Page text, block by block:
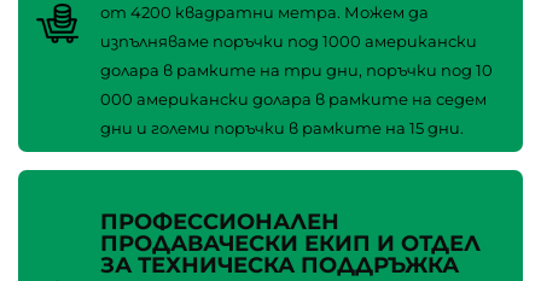
от 4200 квадратни метра. Можем да
изпълняваме поръчки под 1000 американски
долара в рамките на три дни, поръчки под 10
000 американски долара в рамките на седем
дни и големи поръчки в рамките на 15 дни.
ПРОФЕССИОНАЛЕН
ПРОДАВАЧЕСКИ ЕКИП И ОТДЕЛ
ЗА ТЕХНИЧЕСКА ПОДДРЪЖКА